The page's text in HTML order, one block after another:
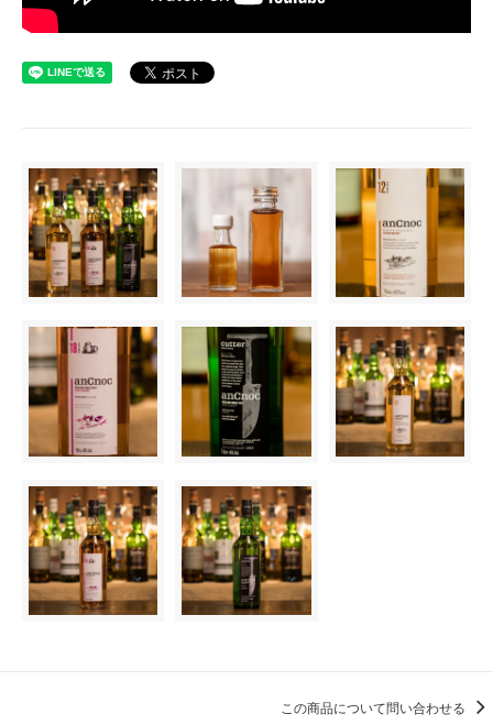
この商品について問い合わせる